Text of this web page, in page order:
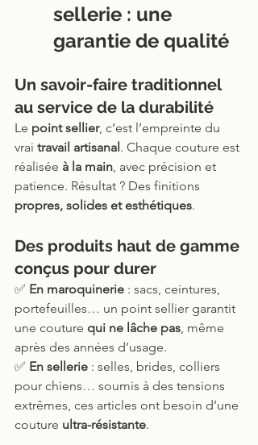
sellerie : une
garantie de qualité
Un savoir-faire traditionnel
au service de la durabilité
Le point sellier, c’est l’empreinte du
vrai travail artisanal. Chaque couture est
réalisée à la main , avec précision et
patience. Résultat ? Des finitions
propres, solides et esthétiques.
Des produits haut de gamme
conçus pour durer
✅ En maroquinerie : sacs, ceintures,
portefeuilles… un point sellier garantit
une couture qui ne lâche pas , même
après des années d’usage.
✅ En sellerie : selles, brides, colliers
pour chiens… soumis à des tensions
extrêmes, ces articles ont besoin d’une
couture ultra-résistante.